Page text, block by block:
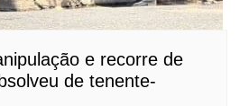
e recorre de
de tenente-